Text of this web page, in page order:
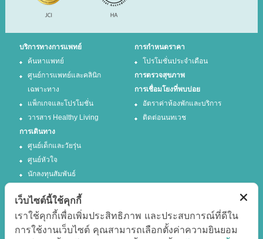
บริการทางการแพทย์
ค้นหาแพทย์
ศูนย์การแพทย์และคลินิก
เฉพาะทาง
แพ็กเกจและโปรโมชั่น
วารสาร Healthy Living
การกำหนดราคา
โปรโมชั่นประจำเดือน
การตรวจสุขภาพ
การเชื่อมโยงที่พบบ่อย
อัตราค่าห้องพักและบริการ
ติดต่อนนทเวช
การเดินทาง
ศูนย์เด็กและวัยรุ่น
ศูนย์หัวใจ
นักลงทุนสัมพันธ์
Facebook Twitter
เว็บไซต์นี้ใช้คุกกี้
เราใช้คุกกี้เพื่อเพิ่มประสิทธิภาพ และประสบการณ์ที่ดีใน
การใช้งานเว็บไซต์ คุณสามารถเลือกตั้งค่าความยินยอม